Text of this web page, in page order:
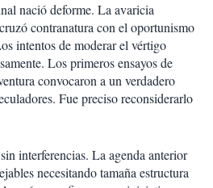
nació deforme. La avaricia
contranatura con el oportunismo
intentos de moderar el vértigo
Los primeros ensayos de
convocaron a un verdadero
Fue preciso reconsiderarlo
interferencias. La agenda anterior
necesitando tamaña estructura